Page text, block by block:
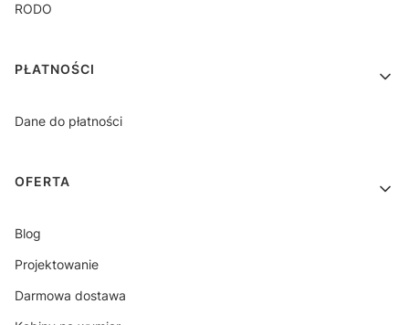
RODO
PŁATNOŚCI
Dane do płatności
OFERTA
Blog
Projektowanie
Darmowa dostawa